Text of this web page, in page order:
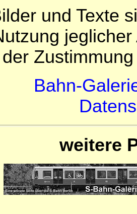
und Texte
der
Bahn-
weitere